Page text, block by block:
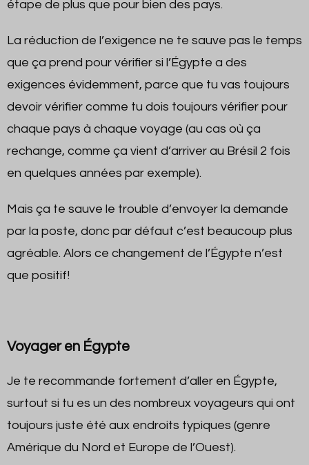
étape de plus que pour bien des pays.
La réduction de l’exigence ne te sauve pas le temps
que ça prend pour vérifier si l’Égypte a des
exigences évidemment, parce que tu vas toujours
devoir vérifier comme tu dois toujours vérifier pour
chaque pays à chaque voyage (au cas où ça
rechange, comme ça vient d’arriver au Brésil 2 fois
en quelques années par exemple).
Mais ça te sauve le trouble d’envoyer la demande
par la poste, donc par défaut c’est beaucoup plus
agréable. Alors ce changement de l’Égypte n’est
que positif!
Voyager en Égypte
Je te recommande fortement d’aller en Égypte,
surtout si tu es un des nombreux voyageurs qui ont
toujours juste été aux endroits typiques (genre
Amérique du Nord et Europe de l’Ouest).